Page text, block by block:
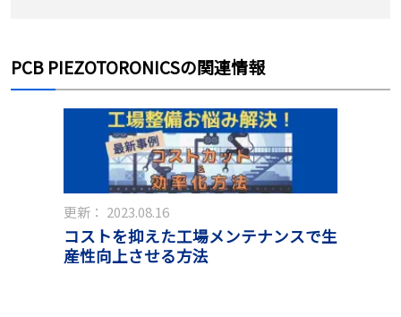
PCB PIEZOTORONICSの関連情報
更新： 2023.08.16
コストを抑えた工場メンテナンスで生
産性向上させる方法